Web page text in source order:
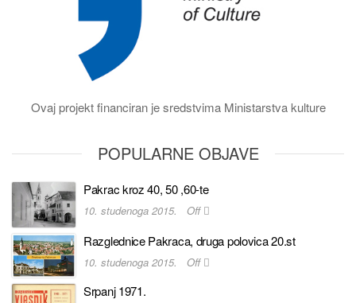
Ovaj projekt financiran je sredstvima Ministarstva kulture
POPULARNE OBJAVE
Pakrac kroz 40, 50 ,60-te
10. studenoga 2015. Off
Razglednice Pakraca, druga polovica 20.st
10. studenoga 2015. Off
Srpanj 1971.